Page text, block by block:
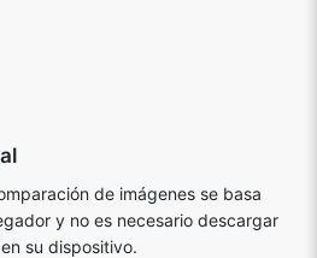
de imágenes se basa
y no es necesario descargar
su dispositivo.